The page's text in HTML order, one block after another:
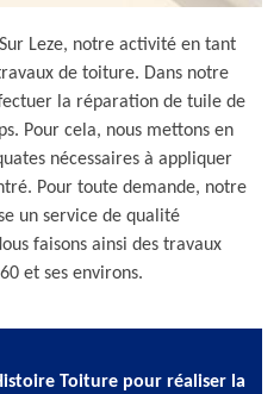
Leze, notre activité en tant
de toiture. Dans notre
la réparation de tuile de
Pour cela, nous mettons en
nécessaires à appliquer
Pour toute demande, notre
un service de qualité
faisons ainsi des travaux
et ses environs.
Toiture pour réaliser la